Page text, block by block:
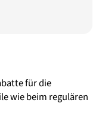
für die
wie beim regulären